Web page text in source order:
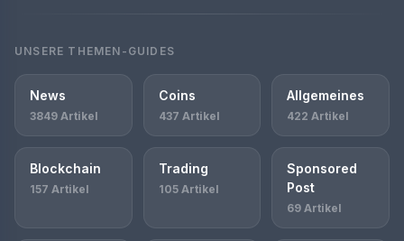
UNSERE THEMEN-GUIDES
News
3849 Artikel
Coins
437 Artikel
Allgemeines
422 Artikel
Blockchain
157 Artikel
Trading
105 Artikel
Sponsored
Post
69 Artikel